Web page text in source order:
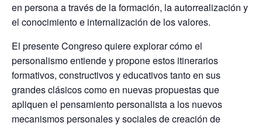
en persona a través de la formación, la autorrealización y
el conocimiento e internalización de los valores.
El presente Congreso quiere explorar cómo el
personalismo entiende y propone estos itinerarios
formativos, constructivos y educativos tanto en sus
grandes clásicos como en nuevas propuestas que
apliquen el pensamiento personalista a los nuevos
mecanismos personales y sociales de creación de